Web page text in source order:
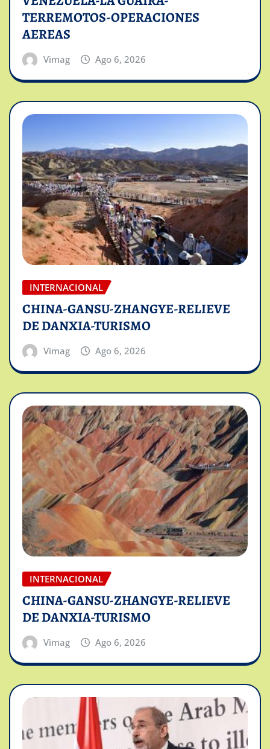
TERREMOTOS-OPERACIONES
AEREAS
Vimag Ago 6, 2026
INTERNACIONAL
CHINA-GANSU-ZHANGYE-RELIEVE
DE DANXIA-TURISMO
Vimag Ago 6, 2026
INTERNACIONAL
CHINA-GANSU-ZHANGYE-RELIEVE
DE DANXIA-TURISMO
Vimag Ago 6, 2026